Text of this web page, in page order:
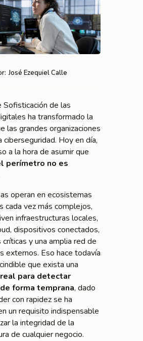
José Ezequiel Calle
Sofisticación de las
ha transformado la
las grandes organizaciones
ciberseguridad. Hoy en día,
a la hora de asumir que
perímetro no es
operan en ecosistemas
cada vez más complejos,
infraestructuras locales,
dispositivos conectados,
críticas y una amplia red de
externos. Eso hace todavía
que exista una
para detectar
forma temprana, dado
con rapidez se ha
un requisito indispensable
la integridad de la
de cualquier negocio.